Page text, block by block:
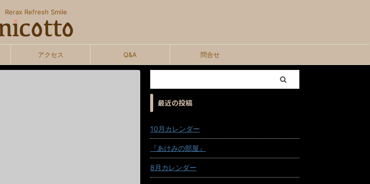
Rerax Refresh Smile
アクセス Q&A 問合せ
最近の投稿
10月カレンダー
『あけみの部屋』
8月カレンダー